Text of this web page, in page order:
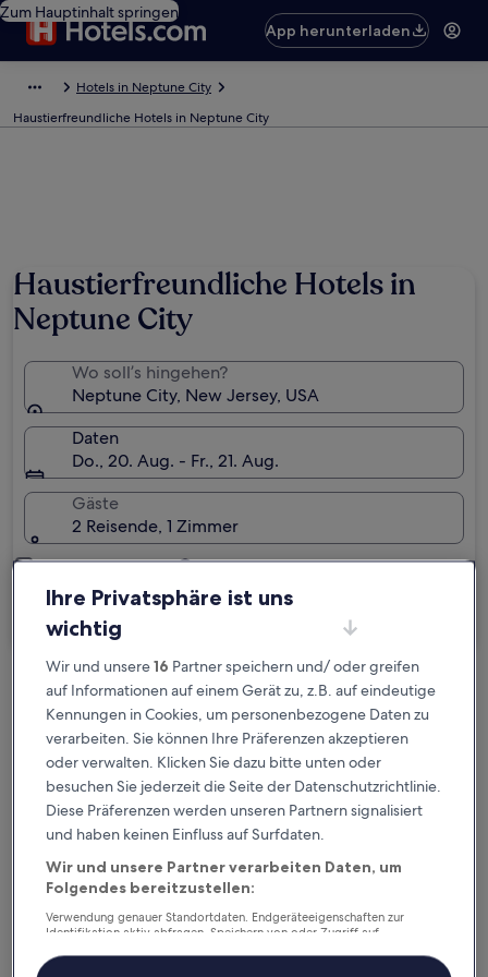
Zum Hauptinhalt springen
App herunterladen
Hotels in Neptune City
Haustierfreundliche Hotels in Neptune City
Haustierfreundliche Hotels in
Neptune City
Wo soll’s hingehen?
Neptune City, New Jersey, USA
Daten
Do., 20. Aug. - Fr., 21. Aug.
Gäste
2 Reisende, 1 Zimmer
Ich reise geschäftlich
Kostenlose Stornierung bei
Planänderungen
Verdiene Prämien für jede
wahrgenommene Übernachtung
Mehr sparen mit Preisen für Mitglieder
Überprüfe die Preise für diese Daten
Ihre Privatsphäre ist uns
wichtig
Wir und unsere16 Partner speichern und/ oder greifen
auf Informationen auf einem Gerät zu, z.B. auf eindeutige
Kennungen in Cookies, um personenbezogene Daten zu
verarbeiten. Sie können Ihre Präferenzen akzeptieren
oder verwalten. Klicken Sie dazu bitte unten oder
besuchen Sie jederzeit die Seite der Datenschutzrichtlinie.
Diese Präferenzen werden unseren Partnern signalisiert
und haben keinen Einfluss auf Surfdaten.
Wir und unsere Partner verarbeiten Daten, um
Folgendes bereitzustellen:
Verwendung genauer Standortdaten. Endgeräteeigenschaften zur
Identifikation aktiv abfragen. Speichern von oder Zugriff auf
Inhalte, Messung von Werbeleistung und der Performance von Inhalten,